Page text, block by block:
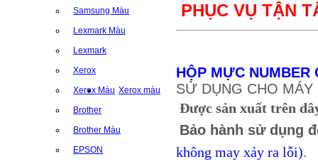
Samsung Màu
Lexmark Màu
Lexmark
Xerox
Xerox Màu Xerox màu
Brother
Brother Màu
EPSON
PHỤC VỤ TẬN
HỘP MỰC NUMBER
SỬ DỤNG CHO
Được sản xuất trên
Bảo hành sử dụng
không may xảy ra lỗi).